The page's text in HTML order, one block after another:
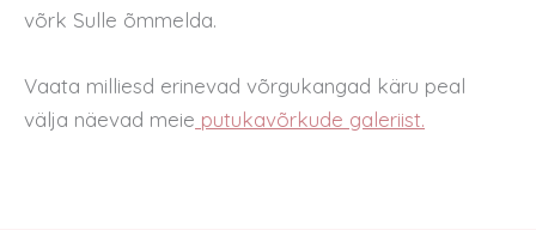
võrk Sulle õmmelda.
Vaata milliesd erinevad võrgukangad käru peal
välja näevad meie putukavõrkude galeriist.